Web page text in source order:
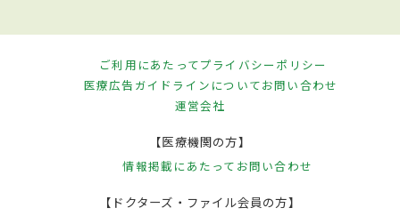
ご利用にあたってプライバシーポリシー
医療広告ガイドラインについてお問い合わせ
運営会社
【医療機関の方】
情報掲載にあたって お問い合わせ
【ドクターズ・ファイル会員の方】